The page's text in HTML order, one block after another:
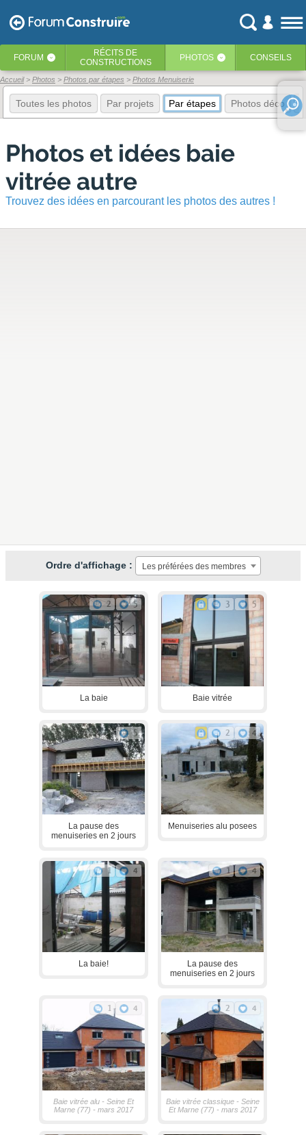
FORUM ‹ RÉCITS DE
CONSTRUCTIONS
PHOTOS ‹ CONSEILS
Accueil Photos Photos par étapes Photos Menuiserie
Toutes les photos Par projets Par étapes Photos déco
Photos et idées baie
vitrée autre
Trouvez des idées en parcourant les photos des autres !
Ordre d'affichage : Les préférées des membres
2 5
La baie
3 5
Baie vitrée
5
La pause des
menuiseries en 2 jours
2 4
Menuiseries alu posees
1 4
La baie!
1 4
La pause des
menuiseries en 2 jours
1 4
Baie vitrée alu - Seine Et
Marne (77) - mars 2017
2 4
Baie vitrée classique - Seine
Et Marne (77) - mars 2017